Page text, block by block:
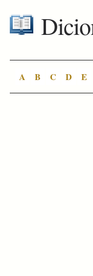
A B C D E